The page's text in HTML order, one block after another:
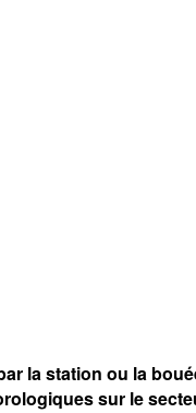
la station ou la
sur le